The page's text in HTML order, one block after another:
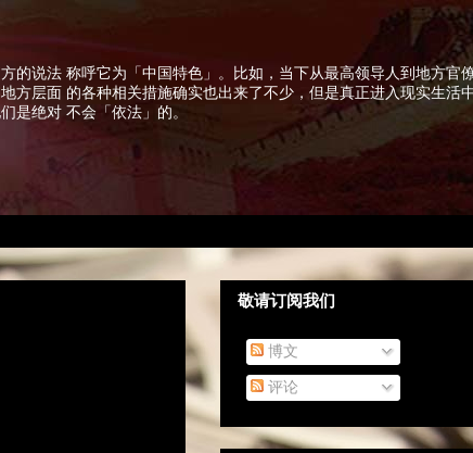
的说法 称呼它为「中国特色」。比如，当下从最高领导人到地方官
方层面 的各种相关措施确实也出来了不少，但是真正进入现实生活
是绝对 不会「依法」的。
敬请订阅我们
博文
评论